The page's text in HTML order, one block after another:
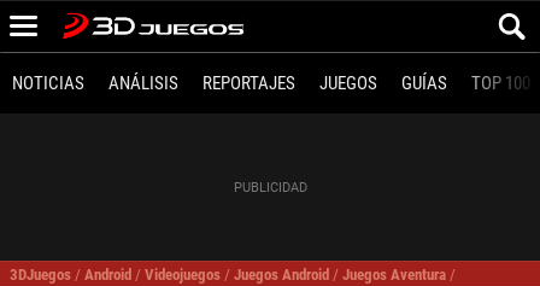
NOTICIAS ANÁLISIS REPORTAJES JUEGOS GUÍAS TOP 100
3DJuegos / Android / Videojuegos / Juegos Android / Juegos Aventura /